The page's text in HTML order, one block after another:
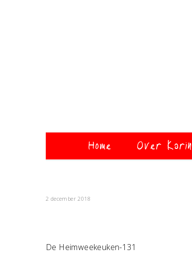
Home Over Karin
2 december 2018
De Heimweekeuken-131